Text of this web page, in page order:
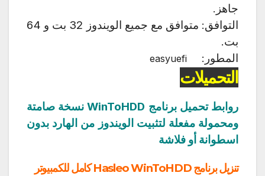
جاهز.
التوافق: متوافق مع جميع الويندوز 32 بت و 64
بت.
المطور:
easyuefi
التحميلات
روابط تحميل برنامج WinToHDD نسخة صامتة
ومحمولة مفعلة لتثبيت الويندوز من الهارد بدون
اسطوانة أو فلاشة
تنزيل برنامج Hasleo WinToHDD كامل للكمبيوتر